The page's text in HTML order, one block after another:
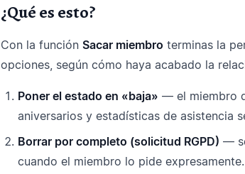
¿Qué es esto?
Con la función Sacar miembro terminas la
opciones, según cómo haya acabado la
Poner el estado en «baja» — el miembro
aniversarios y estadísticas de asistencia
Borrar por completo (solicitud RGPD) —
cuando el miembro lo pide expresamente.